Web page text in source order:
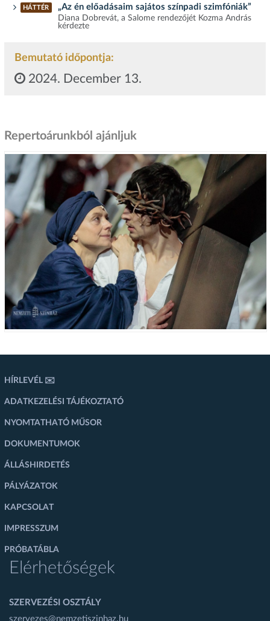
HÁTTÉR „Az én előadásaim sajátos színpadi szimfóniák”
Diana Dobrevát, a Salome rendezőjét Kozma András
kérdezte
Bemutató időpontja:
2024. December 13.
Repertoárunkból ajánljuk
HÍRLEVÉL ✉️
ADATKEZELÉSI TÁJÉKOZTATÓ
NYOMTATHATÓ MŰSOR
DOKUMENTUMOK
ÁLLÁSHIRDETÉS
PÁLYÁZATOK
KAPCSOLAT
IMPRESSZUM
PRÓBATÁBLA
Elérhetőségek
SZERVEZÉSI OSZTÁLY
szervezes@nemzetiszinhaz.hu